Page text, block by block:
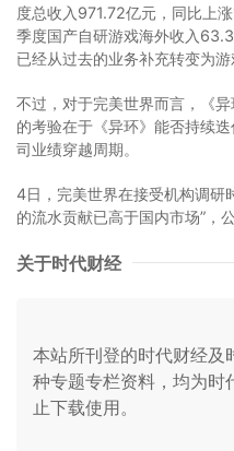
度总收入971.72亿元，同比上
季度国产自研游戏海外收入
已经从过去的业务补充转变为游
不过，对于完美世界而言，《
的考验在于《异环》能否持续
司业绩穿越周期。
4日，完美世界在接受机构调研
的流水贡献已高于国内市场”，
关于时代财经
本站所刊登的时代财经及
种专题专栏资料，均为时
止下载使用。